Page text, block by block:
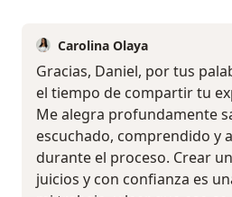
Carolina Olaya
Gracias, Daniel, por tus
el tiempo de compartir tu
Me alegra profundamente
escuchado, comprendido y
durante el proceso. Crear
juicios y con confianza es